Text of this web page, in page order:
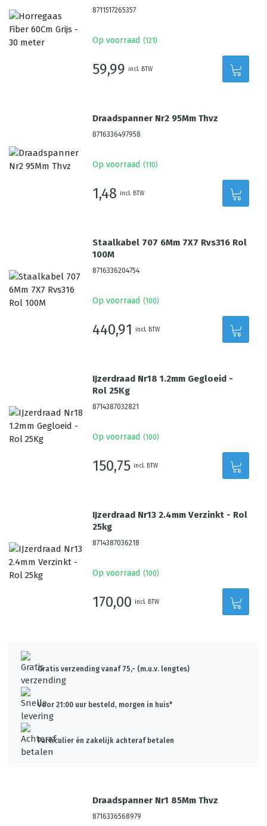
8711517265357
Op voorraad (121 )
59,99 incl. BTW
Draadspanner Nr2 95Mm Thvz
8716336497958
Op voorraad (110)
1,48 incl. BTW
Staalkabel 707 6Mm 7X7 Rvs316 Rol
100M
8716336204754
Op voorraad (100)
440,91 incl. BTW
IJzerdraad Nr18 1.2mm Gegloeid -
Rol 25Kg
8714387032821
Op voorraad (100)
150,75 incl. BTW
IJzerdraad Nr13 2.4mm Verzinkt - Rol
25kg
8714387036218
Op voorraad (100)
170,00 incl. BTW
Gratis verzending vanaf 75,- (m.u.v. lengtes)
Voor 21:00 uur besteld, morgen in huis*
Particulier én zakelijk achteraf betalen
Draadspanner Nr1 85Mm Thvz
8716336568979